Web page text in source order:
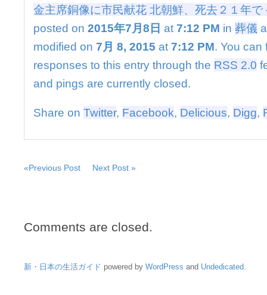
で
–
産
経
ニ
ュ
ス
金主席銅像に市民献花 北朝鮮、死去２１年で
posted on 2015年7月8日 at 7:12 PM in 葬儀
modified on 7月 8, 2015 at 7:12 PM. You can
responses to this entry through the RSS 2.0
and pings are currently closed.
Share on Twitter, Facebook, Delicious, Digg,
«Previous Post Next Post »
Comments are closed.
新・日本の生活ガイド powered by WordPress and Undedicated.